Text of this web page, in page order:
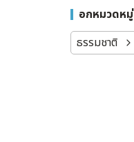
อกหมวดหมู่
ธรรมชาติ